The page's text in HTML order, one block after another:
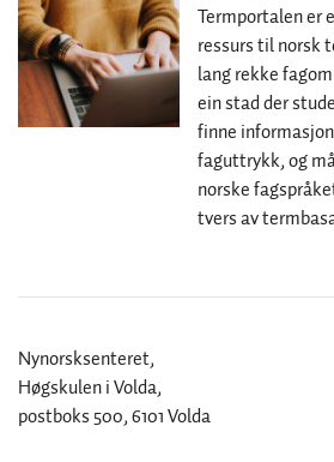
Termportalen er
ressurs til norsk
lang rekke
ein stad der
finne
faguttrykk, og
norske
tvers av
Nynorsksenteret,
Høgskulen i Volda,
postboks 500, 6101 Volda